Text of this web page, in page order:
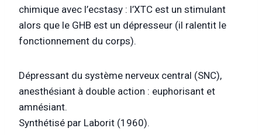
chimique avec l’ecstasy : l’XTC est un stimulant
alors que le GHB est un dépresseur (il ralentit le
fonctionnement du corps).
Dépressant du système nerveux central (SNC),
anesthésiant à double action : euphorisant et
amnésiant.
Synthétisé par Laborit (1960).